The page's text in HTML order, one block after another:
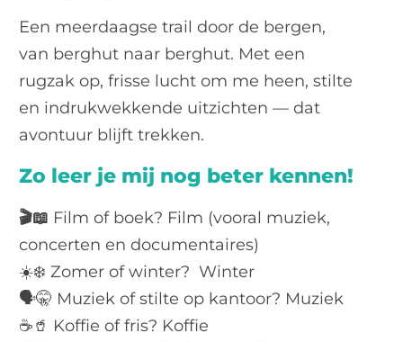
Een meerdaagse trail door de bergen,
van berghut naar berghut. Met een
rugzak op, frisse lucht om me heen, stilte
en indrukwekkende uitzichten — dat
avontuur blijft trekken.
Zo leer je mij nog beter kennen!
🎬📖 Film of boek? Film (vooral muziek,
concerten en documentaires)
☀️❄️ Zomer of winter? Winter
🗣️🤫 Muziek of stilte op kantoor? Muziek
☕🥤 Koffie of fris? Koffie